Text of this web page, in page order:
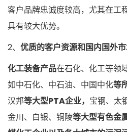
客户品牌忠诚度较高，尤其在工
具有较大优势。
2、 优质的客户资源和国内国外
化工装备产品在石化、化工等领
如中石化、中石油、中国中化等
汉邦等大型PTA企业， 宝钢、太
金川、白银、铜陵等大型有色金